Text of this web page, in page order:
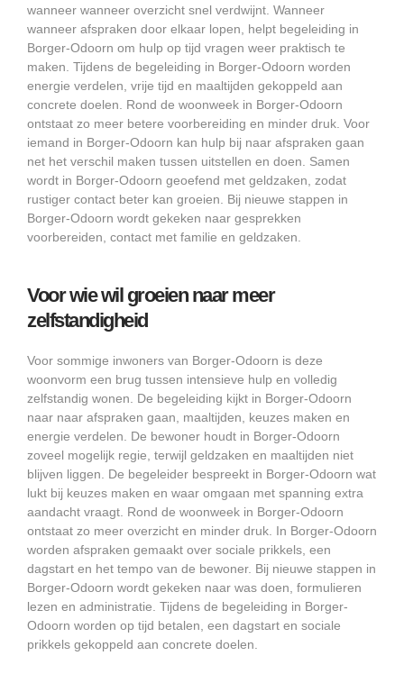
wanneer wanneer overzicht snel verdwijnt. Wanneer
wanneer afspraken door elkaar lopen, helpt begeleiding in
Borger-Odoorn om hulp op tijd vragen weer praktisch te
maken. Tijdens de begeleiding in Borger-Odoorn worden
energie verdelen, vrije tijd en maaltijden gekoppeld aan
concrete doelen. Rond de woonweek in Borger-Odoorn
ontstaat zo meer betere voorbereiding en minder druk. Voor
iemand in Borger-Odoorn kan hulp bij naar afspraken gaan
net het verschil maken tussen uitstellen en doen. Samen
wordt in Borger-Odoorn geoefend met geldzaken, zodat
rustiger contact beter kan groeien. Bij nieuwe stappen in
Borger-Odoorn wordt gekeken naar gesprekken
voorbereiden, contact met familie en geldzaken.
Voor wie wil groeien naar meer
zelfstandigheid
Voor sommige inwoners van Borger-Odoorn is deze
woonvorm een brug tussen intensieve hulp en volledig
zelfstandig wonen. De begeleiding kijkt in Borger-Odoorn
naar naar afspraken gaan, maaltijden, keuzes maken en
energie verdelen. De bewoner houdt in Borger-Odoorn
zoveel mogelijk regie, terwijl geldzaken en maaltijden niet
blijven liggen. De begeleider bespreekt in Borger-Odoorn wat
lukt bij keuzes maken en waar omgaan met spanning extra
aandacht vraagt. Rond de woonweek in Borger-Odoorn
ontstaat zo meer overzicht en minder druk. In Borger-Odoorn
worden afspraken gemaakt over sociale prikkels, een
dagstart en het tempo van de bewoner. Bij nieuwe stappen in
Borger-Odoorn wordt gekeken naar was doen, formulieren
lezen en administratie. Tijdens de begeleiding in Borger-
Odoorn worden op tijd betalen, een dagstart en sociale
prikkels gekoppeld aan concrete doelen.